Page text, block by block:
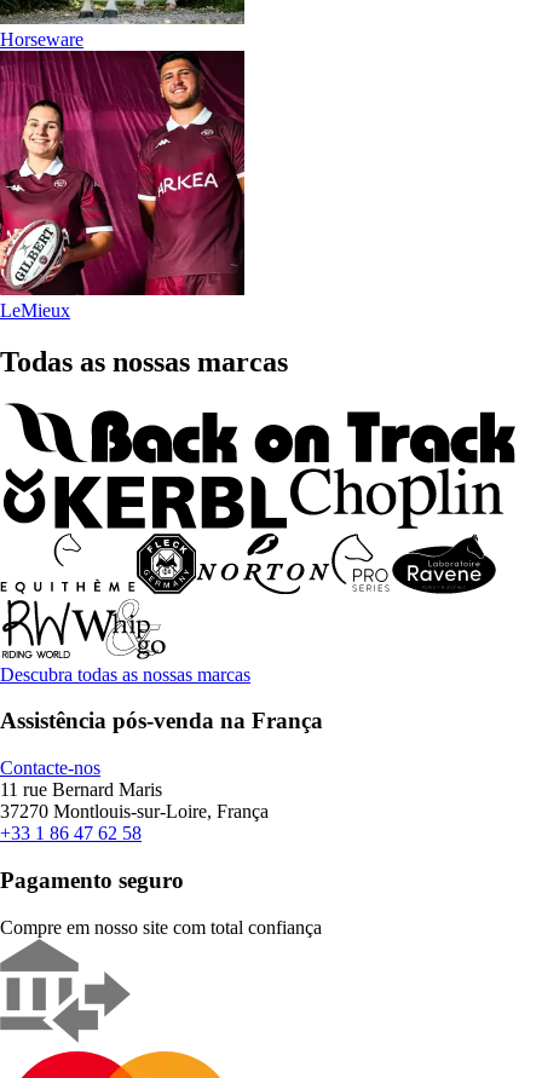
Horseware
LeMieux
Todas as nossas marcas
Descubra todas as nossas marcas
Assistência pós-venda na França
Contacte-nos
11 rue Bernard Maris
37270 Montlouis-sur-Loire, França
+33 1 86 47 62 58
Pagamento seguro
Compre em nosso site com total confiança